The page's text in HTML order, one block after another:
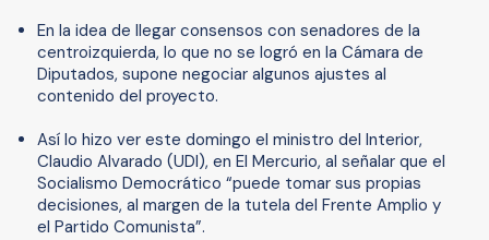
En la idea de llegar consensos con senadores de la
centroizquierda, lo que no se logró en la Cámara de
Diputados, supone negociar algunos ajustes al
contenido del proyecto.
Así lo hizo ver este domingo el ministro del Interior,
Claudio Alvarado (UDI), en El Mercurio, al señalar que el
Socialismo Democrático “puede tomar sus propias
decisiones, al margen de la tutela del Frente Amplio y
el Partido Comunista”.